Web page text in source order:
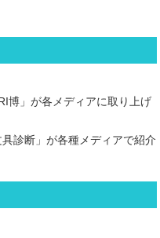
博」が各メディアに取り上げ
診断」が各種メディアで紹介